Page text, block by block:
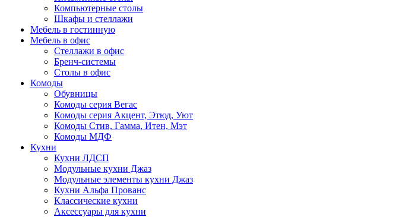
Компьютерные столы
Шкафы и стеллажи
Мебель в гостинную
Мебель в офис
Стеллажи в офис
Бренч-системы
Столы в офис
Комоды
Обувницы
Комоды серия Вегас
Комоды серия Акцент, Этюд, Уют
Комоды Стив, Гамма, Итен, Мэт
Комоды МДФ
Кухни
Кухни ЛДСП
Модульные кухни Джаз
Модульные элементы кухни Джаз
Кухни Альфа Прованс
Классические кухни
Аксессуары для кухни